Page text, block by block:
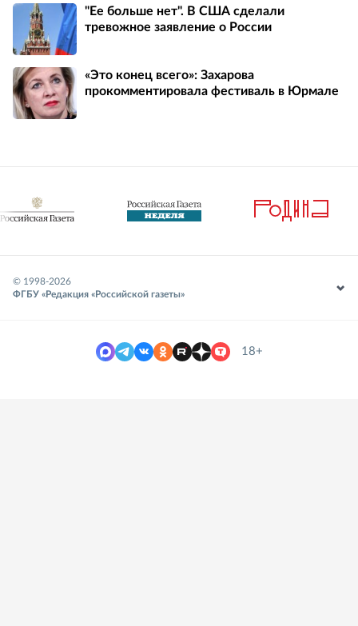
"Ее больше нет". В США сделали
тревожное заявление о России
«Это конец всего»: Захарова
прокомментировала фестиваль в Юрмале
© 1998-2026
ФГБУ «Редакция «Российской газеты»
18+